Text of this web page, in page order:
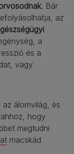
. Bár
az
a
és a
vagy
álomvilág, és
hogy
megtudni
macskád